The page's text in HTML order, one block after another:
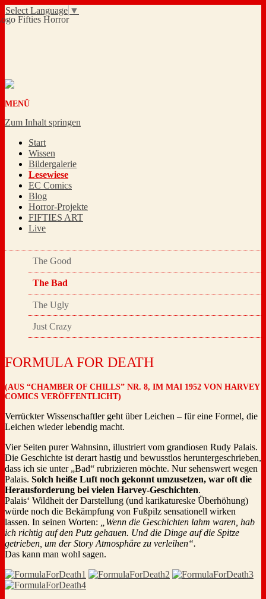
MENÜ
Zum Inhalt springen
Start
Wissen
Bildergalerie
Lesewiese
EC Comics
Blog
Horror-Projekte
FIFTIES ART
Live
Select Language ▼
The Good
The Bad
The Ugly
Just Crazy
FORMULA FOR DEATH
(AUS “CHAMBER OF CHILLS” NR. 8, IM MAI 1952 VON HARVEY
COMICS VERÖFFENTLICHT)
Verrückter Wissenschaftler geht über Leichen – für eine Formel, die
Leichen wieder lebendig macht.
Vier Seiten purer Wahnsinn, illustriert vom grandiosen Rudy Palais.
Die Geschichte ist derart hastig und bewusstlos heruntergeschrieben,
dass ich sie unter „Bad“ rubrizieren möchte. Nur sehenswert wegen
Palais. Solch heiße Luft noch gekonnt umzusetzen, war oft die
Herausforderung bei vielen Harvey-Geschichten.
Palais‘ Wildheit der Darstellung (und karikatureske Überhöhung)
würde noch die Bekämpfung von Fußpilz sensationell wirken
lassen. In seinen Worten:
„Wenn die Geschichten lahm waren, hab
ich richtig auf den Putz gehauen. Und die Dinge auf die Spitze
getrieben, um der Story Atmosphäre zu verleihen“.
Das kann man wohl sagen.